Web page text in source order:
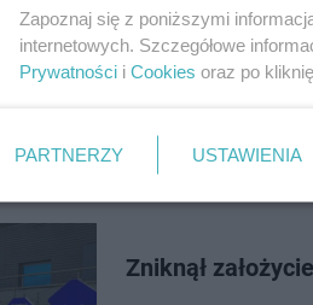
Rząd ponownie bierze
Domański przekazał,
legislacyjnej. Nowe
Zniknął
Zapoznaj się z poniższymi
internetowych. Szczegółowe
Prywatności i Cookies oraz po
PARTNERZY USTAWIENIA